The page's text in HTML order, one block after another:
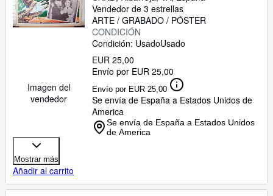
Ayuda
CERRAR
Imagen del
vendedor
41-Cms.-13 x 16 IN.PLEASE
CHECK THE PICTURE FOR
CONDITION
Vendedor de 3 estrellas
ARTE / GRABADO / PÓSTER
CONDICIÓN
Condición: UsadoUsado
EUR 25,00
Envío por EUR 25,00
Envío por EUR 25,00
Se envía de España a Estados Unidos de
America
Se envía de España a Estados Unidos
de America
Mostrar más
Añadir al carrito